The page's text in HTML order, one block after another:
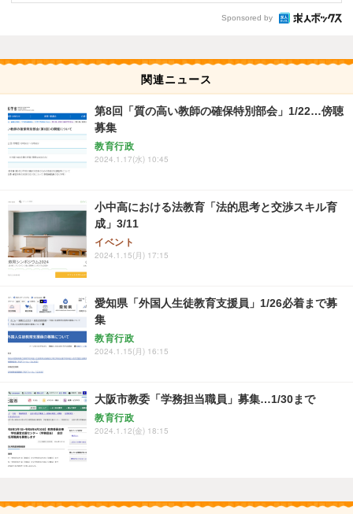
Sponsored by
関連ニュース
第8回「質の高い教師の確保特別部会」1/22…傍聴
募集
教育行政
2024.1.17(水) 10:45
小中高における法教育「法的思考と交渉スキル育
成」3/11
イベント
2024.1.15(月) 17:15
愛知県「外国人生徒教育支援員」1/26必着まで募
集
教育行政
2024.1.15(月) 16:15
大阪市教委「学務担当職員」募集…1/30まで
教育行政
2024.1.12(金) 18:15